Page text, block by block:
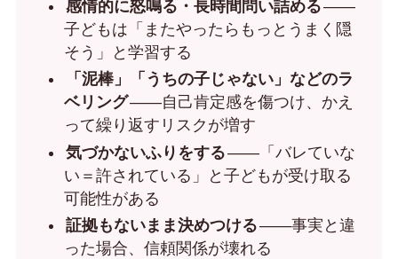
感情的に怒鳴る・長時間問い詰める——
子どもは「またやったらもっとうまく隠
そう」と学習する
「泥棒」「うちの子じゃない」などのラ
ベリング——自己肯定感を傷つけ、かえ
って繰り返すリスクが増す
気づかないふりをする——「バレていな
い＝許されている」と子どもが受け取る
可能性がある
証拠もないまま決めつける——事実と違
った場合、信頼関係が壊れる